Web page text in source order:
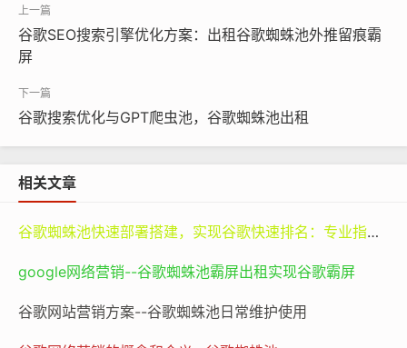
想象一下，在互联网这个浩瀚的信息海洋中，每天都有数
以亿计的网页被创建和更新。当用户在谷歌搜索栏输入一
选出最符合用户需求的结果并进行排序呢？这就像是一场
超级复杂的选美比赛，每个网页都是参赛选手，而谷歌的
排序算法就是评委。那些在内容上充实、对用户问题回答
精准、页面布局合理、加载迅速并且被其他权威网站认可
（通过外部链接体现）的网页，就像是在各个方面都表现
出色的选手，更有可能在比赛中脱颖而出，获得靠前的排
下，运用一些有效的策略和技巧，加速网站排名上升的进
程。例如，优化网站内容，确保关键词的合理布局。如果
谷歌SEO搜索引擎优化方案：出租谷歌蜘蛛池外推留痕霸
屏
谷歌搜索优化与GPT爬虫池，谷歌蜘蛛池出租
相关文章
谷歌蜘蛛池快速部署搭建，实现谷歌快速排名：专业指南与谷神SEO的价值
google网络营销--谷歌蜘蛛池霸屏出租实现谷歌霸屏
谷歌网站营销方案--谷歌蜘蛛池日常维护使用